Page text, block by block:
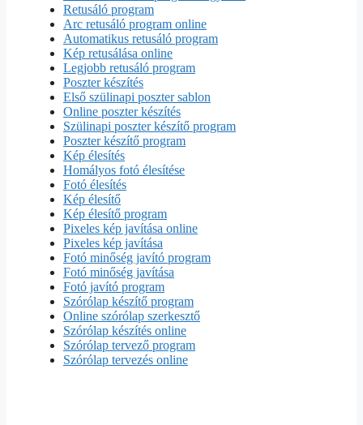
Retusáló program
Arc retusáló program online
Automatikus retusáló program
Kép retusálása online
Legjobb retusáló program
Poszter készítés
Első szülinapi poszter sablon
Online poszter készítés
Szülinapi poszter készítő program
Poszter készítő program
Kép élesítés
Homályos fotó élesítése
Fotó élesítés
Kép élesítő
Kép élesítő program
Pixeles kép javítása online
Pixeles kép javítása
Fotó minőség javító program
Fotó minőség javítása
Fotó javító program
Szórólap készítő program
Online szórólap szerkesztő
Szórólap készítés online
Szórólap tervező program
Szórólap tervezés online